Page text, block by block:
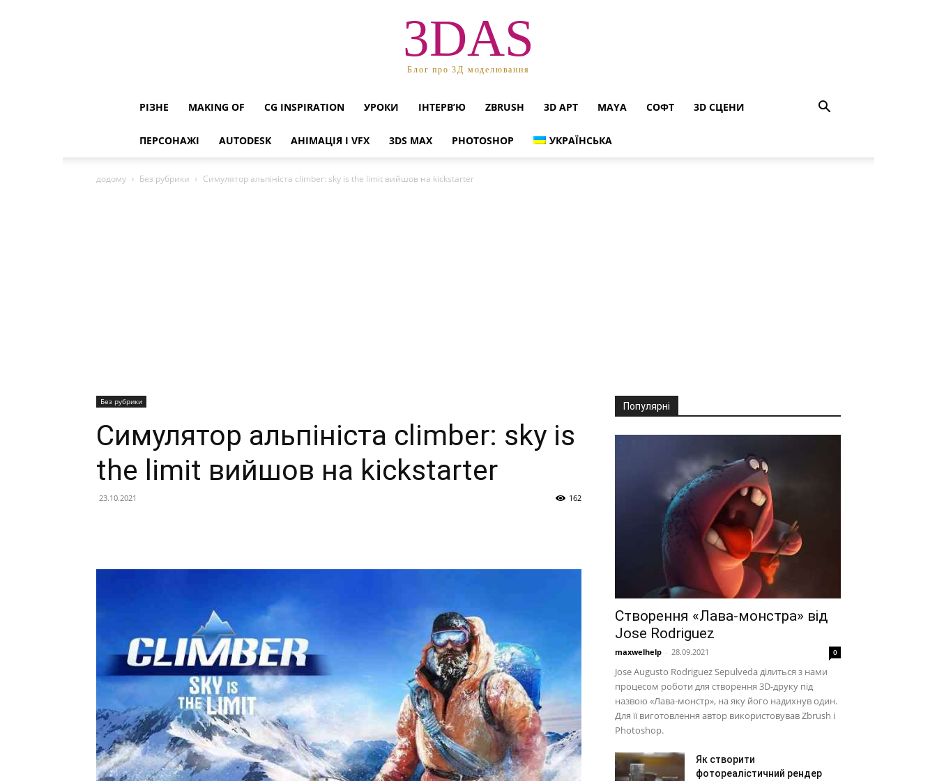
3DAS
Блог про 3Д моделювання
РІЗНЕ MAKING OF CG INSPIRATION УРОКИ ІНТЕРВ’Ю ZBRUSH 3D АРТ MAYA СОФТ 3D СЦЕНИ
ПЕРСОНАЖІ AUTODESK АНІМАЦІЯ І VFX 3DS MAX PHOTOSHOP УКРАЇНСЬКА
додому Без рубрики Симулятор альпініста climber: sky is the limit вийшов на kickstarter
Без рубрики
Симулятор альпініста climber: sky is
the limit вийшов на kickstarter
23.10.2021 162
Популярні
Створення «Лава-монстра» від
Jose Rodriguez
maxwelhelp - 28.09.2021 0
Jose Augusto Rodriguez Sepulveda ділиться з нами
процесом роботи для створення 3D-друку під
назвою «Лава-монстр», на яку його надихнув один.
Для її виготовлення автор використовував Zbrush і
Photoshop.
Як створити
фотореалістичний рендер